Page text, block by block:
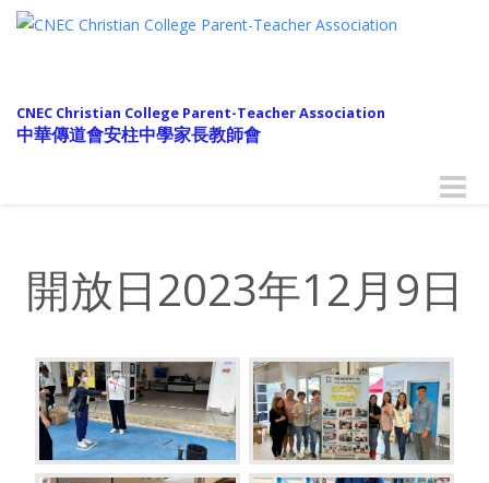
CNEC Christian College Parent-Teacher Association
中華傳道會安柱中學家長教師會
Toggle
開放日2023年12月9日